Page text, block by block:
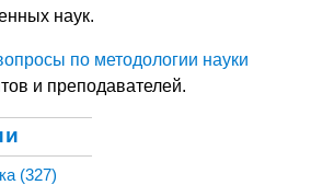
наук.
по методологии науки
и преподавателей.
(327)